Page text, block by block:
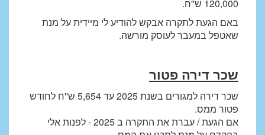
120,000 ש"ח.
באם הגעת לתקרה אבקש להודיע לי מיידית על מנת
שאטפל במעבר לעוסק מורשה.
שכר דירה פטור
שכר דירה למגורים בשנת 2025 עד 5,654 ש''ח לחודש
פטור ממס.
אם הגעת / עברת את התקרה ב 2025 - לפנות אלי